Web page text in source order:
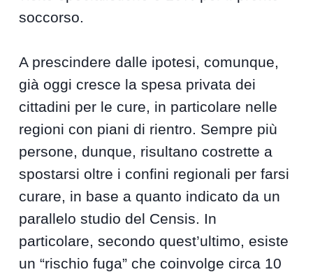
soccorso.
A prescindere dalle ipotesi, comunque,
già oggi cresce la spesa privata dei
cittadini per le cure, in particolare nelle
regioni con piani di rientro. Sempre più
persone, dunque, risultano costrette a
spostarsi oltre i confini regionali per farsi
curare, in base a quanto indicato da un
parallelo studio del Censis. In
particolare, secondo quest’ultimo, esiste
un “rischio fuga” che coinvolge circa 10